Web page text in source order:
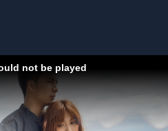
not be played